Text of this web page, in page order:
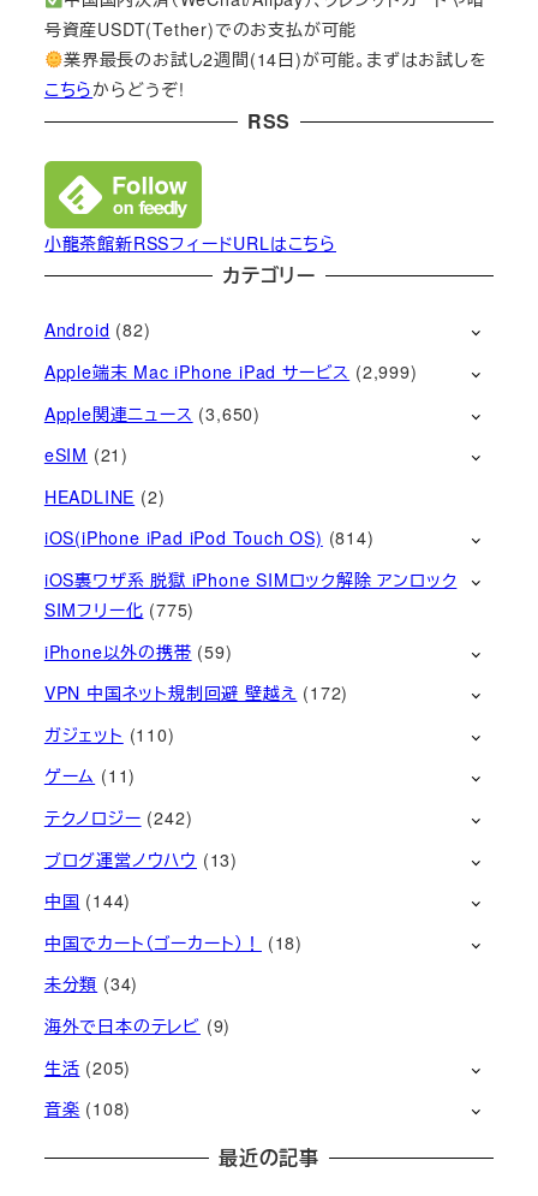
号資産USDT(Tether)でのお支払が可能
業界最長のお試し2週間(14日)が可能。まずはお試しを
こちらからどうぞ!
RSS
小龍茶館新RSSフィードURLはこちら
カテゴリー
Android (82)
Apple端末 Mac iPhone iPad サービス (2,999)
Apple関連ニュース (3,650)
eSIM (21)
HEADLINE (2)
iOS(iPhone iPad iPod Touch OS) (814)
iOS裏ワザ系 脱獄 iPhone SIMロック解除 アンロック
SIMフリー化 (775)
iPhone以外の携帯 (59)
VPN 中国ネット規制回避 壁越え (172)
ガジェット (110)
ゲーム (11)
テクノロジー (242)
ブログ運営ノウハウ (13)
中国 (144)
中国でカート（ゴーカート）！
(18)
未分類 (34)
海外で日本のテレビ (9)
生活 (205)
音楽 (108)
最近の記事